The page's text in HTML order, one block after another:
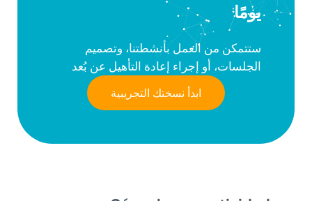
يومًا
ستتمكن من العمل بأنشطتنا، وتصميم
الجلسات، أو إجراء إعادة التأهيل عن بُعد
ابدأ نسختك التجريبية